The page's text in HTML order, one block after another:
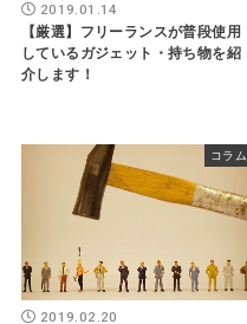
2019.01.14
【厳選】フリーランスが普段使用
しているガジェット・持ち物を紹
介します！
コラム
2019.02.20